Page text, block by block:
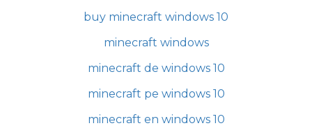
buy minecraft windows 10
minecraft windows
minecraft de windows 10
minecraft pe windows 10
minecraft en windows 10